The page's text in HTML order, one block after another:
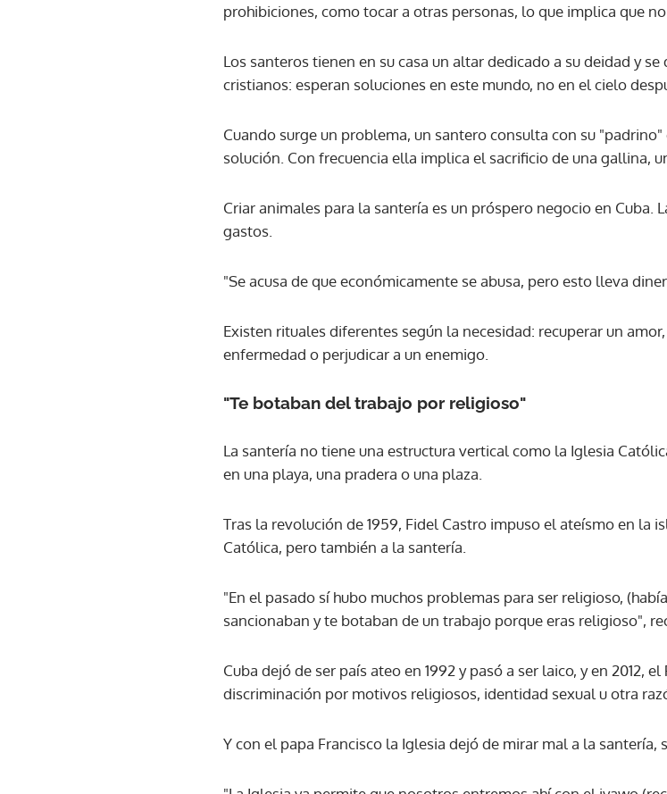
prohibiciones, como tocar a otras personas, lo que implica que
Los santeros tienen en su casa un altar dedicado a su deidad y
cristianos: esperan soluciones en este mundo, no en el cielo
Cuando surge un problema, un santero consulta con su
solución. Con frecuencia ella implica el sacrificio de una gallina,
Criar animales para la santería es un próspero negocio en
gastos.
"Se acusa de que económicamente se abusa, pero esto lleva
Existen rituales diferentes según la necesidad: recuperar un
enfermedad o perjudicar a un enemigo.
"Te botaban del trabajo por religioso"
La santería no tiene una estructura vertical como la Iglesia
en una playa, una pradera o una plaza.
Tras la revolución de 1959, Fidel Castro impuso el ateísmo en la
Católica, pero también a la santería.
"En el pasado sí hubo muchos problemas para ser religioso,
sancionaban y te botaban de un trabajo porque eras religioso",
Cuba dejó de ser país ateo en 1992 y pasó a ser laico, y en 2012,
discriminación por motivos religiosos, identidad sexual u otra
Y con el papa Francisco la Iglesia dejó de mirar mal a la santería,